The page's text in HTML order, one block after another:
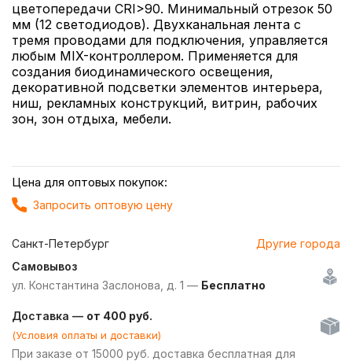
цветопередачи CRI>90. Минимальный отрезок 50
мм (12 светодиодов). Двухканальная лента с
тремя проводами для подключения, управляется
любым MIX-контроллером. Применяется для
создания биодинамического освещения,
декоративной подсветки элементов интерьера,
ниш, рекламных конструкций, витрин, рабочих
зон, зон отдыха, мебели.
Цена для оптовых покупок:
Запросить оптовую цену
Санкт-Петербург
Другие города
Самовывоз
ул. Константина Заслонова, д. 1 — Бесплатно
Доставка — от 400 руб.
(Условия оплаты и доставки)
При заказе от 15000 руб. доставка бесплатная для